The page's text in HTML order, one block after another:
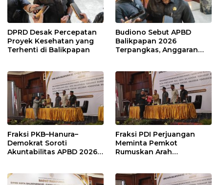
DPRD Desak Percepatan
Proyek Kesehatan yang
Terhenti di Balikpapan
Budiono Sebut APBD
Balikpapan 2026
Terpangkas, Anggaran
Fraksi PKB–Hanura–
Demokrat Soroti
Akuntabilitas APBD 2026
Modal
Fraksi PDI Perjuangan
Meminta Pemkot
Rumuskan Arah
Penyangga IKN